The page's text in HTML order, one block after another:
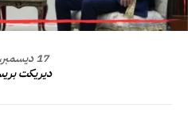
17 ديسمبر، 2024
ديريكت